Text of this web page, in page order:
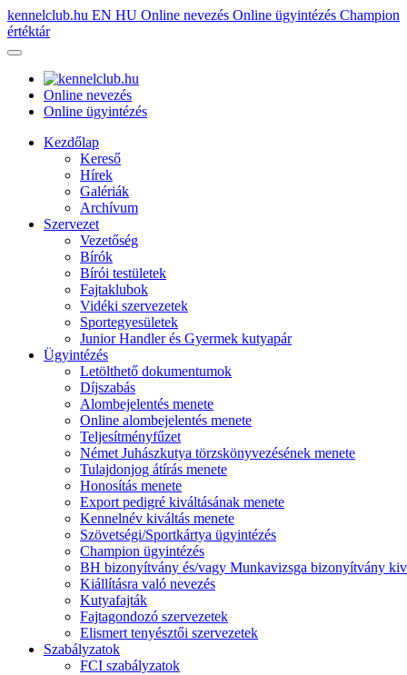
kennelclub.hu EN HU Online nevezés Online ügyintézés Champion
értéktár
Online nevezés
Online ügyintézés
Kezdőlap
Kereső
Hírek
Galériák
Archívum
Szervezet
Vezetőség
Bírók
Bírói testületek
Fajtaklubok
Vidéki szervezetek
Sportegyesületek
Junior Handler és Gyermek kutyapár
Ügyintézés
Letölthető dokumentumok
Díjszabás
Alombejelentés menete
Online alombejelentés menete
Teljesítményfűzet
Német Juhászkutya törzskönyvezésének menete
Tulajdonjog átírás menete
Honosítás menete
Export pedigré kiváltásának menete
Kennelnév kiváltás menete
Szövetségi/Sportkártya ügyintézés
Champion ügyintézés
BH bizonyítvány és/vagy Munkavizsga bizonyítvány
Kiállításra való nevezés
Kutyafajták
Fajtagondozó szervezetek
Elismert tenyésztői szervezetek
Szabályzatok
FCI szabályzatok